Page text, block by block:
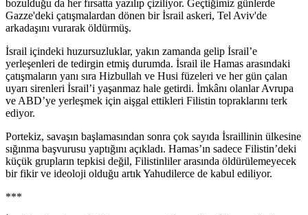
bozulduğu da her fırsatta yazılıp çiziliyor. Geçtiğimiz günlerde
Gazze'deki çatışmalardan dönen bir İsrail askeri, Tel Aviv'de
arkadaşını vurarak öldürmüş.
İsrail içindeki huzursuzluklar, yakın zamanda gelip İsrail’e
yerleşenleri de tedirgin etmiş durumda. İsrail ile Hamas arasındaki
çatışmaların yanı sıra Hizbullah ve Husi füzeleri ve her gün çalan
uyarı sirenleri İsrail’i yaşanmaz hale getirdi. İmkânı olanlar Avrupa
ve ABD’ye yerleşmek için aişgal ettikleri Filistin topraklarını terk
ediyor.
Portekiz, savaşın başlamasından sonra çok sayıda İsraillinin ülkesine
sığınma başvurusu yaptığını açıkladı. Hamas’ın sadece Filistin’deki
küçük grupların tepkisi değil, Filistinliler arasında öldürülemeyecek
bir fikir ve ideoloji olduğu artık Yahudilerce de kabul ediliyor.
***